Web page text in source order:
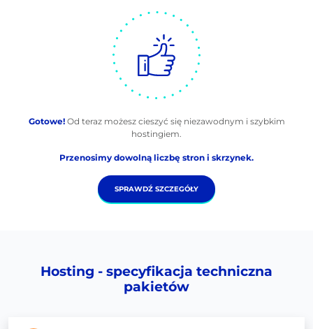
Gotowe!Od teraz możesz cieszyć się niezawodnym i szybkim
hostingiem.
Przenosimy dowolną liczbę stron i skrzynek.
SPRAWDŹ SZCZEGÓŁY
Hosting - specyfikacja techniczna
pakietów